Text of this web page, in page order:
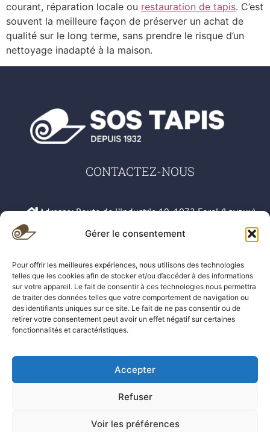
Gérer le consentement
Pour offrir les meilleures expériences, nous utilisons des technologies
telles que les cookies afin de stocker et/ou d’accéder à des informations
sur votre appareil. Le fait de consentir à ces technologies nous permettra
de traiter des données telles que votre comportement de navigation ou
des identifiants uniques sur ce site. Le fait de ne pas consentir ou de
retirer votre consentement peut avoir un effet négatif sur certaines
fonctionnalités et caractéristiques.
Accepter
Refuser
Voir les préférences
courant, réparation locale ou restauration de tapis. C’est
souvent la meilleure façon de préserver un achat de
qualité sur le long terme, sans prendre le risque d’un
nettoyage inadapté à la maison.
CONTACTEZ-NOUS
Adresse: Route de l’industrie 19, 1072 Forel (Lavaux)
079 583 42 66
021 311 78 61
sos.tapis@hotmail.com
Demande de devis gratuit
BricolExpert
All Rights Reserved for SOS TAPIS.